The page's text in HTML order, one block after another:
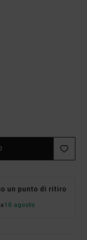
un punto di ritiro
10 agosto